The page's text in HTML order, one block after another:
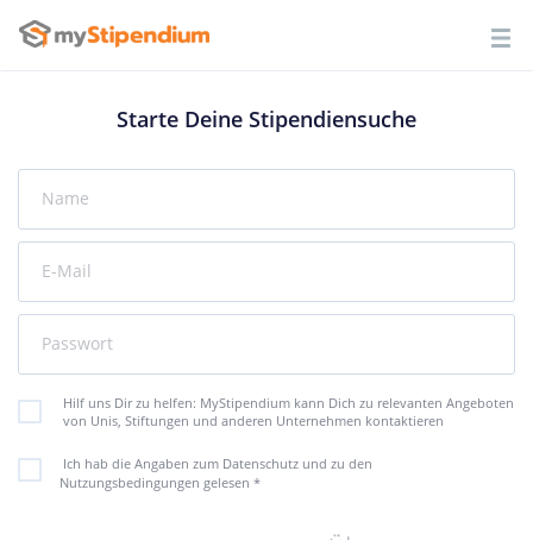
Starte Deine Stipendiensuche
Name
E-Mail
Passwort
Hilf uns Dir zu helfen: MyStipendium kann Dich zu relevanten Angeboten
von Unis, Stiftungen und anderen Unternehmen kontaktieren
Ich hab die Angaben zum Datenschutz und zu den
Nutzungsbedingungen gelesen *